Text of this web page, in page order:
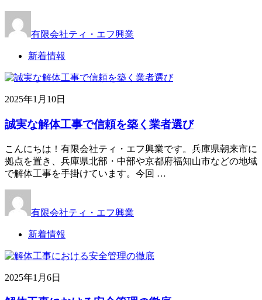
有限会社ティ・エフ興業
新着情報
2025年1月10日
誠実な解体工事で信頼を築く業者選び
こんにちは！有限会社ティ・エフ興業です。兵庫県朝来市に
拠点を置き、兵庫県北部・中部や京都府福知山市などの地域
で解体工事を手掛けています。今回 …
有限会社ティ・エフ興業
新着情報
2025年1月6日